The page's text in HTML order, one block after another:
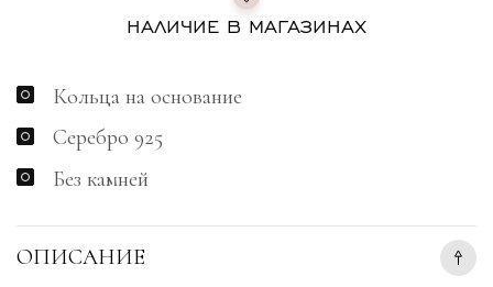
Кольца на основание
Серебро 925
Без камней
НАЛИЧИЕ В МАГАЗИНАХ
ОПИСАНИЕ